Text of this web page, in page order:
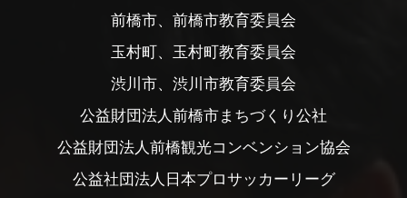
前橋市、前橋市教育委員会
玉村町、玉村町教育委員会
渋川市、渋川市教育委員会
公益財団法人前橋市まちづくり公社
公益財団法人前橋観光コンベンション協会
公益社団法人日本プロサッカーリーグ